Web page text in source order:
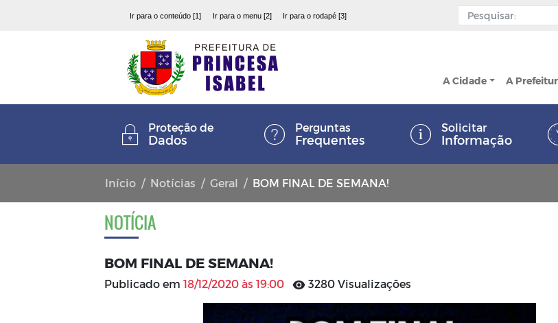
Ir para o conteúdo [1] Ir para o menu [2] Ir para o rodapé [3]
A Cidade A
Proteção de
Dados
Perguntas
Frequentes
Solicitar
Informação
Início Notícias Geral BOM FINAL DE SEMANA!
NOTÍCIA
BOM FINAL DE SEMANA!
Publicado em 18/12/2020 às 19:00 3280 Visualizações